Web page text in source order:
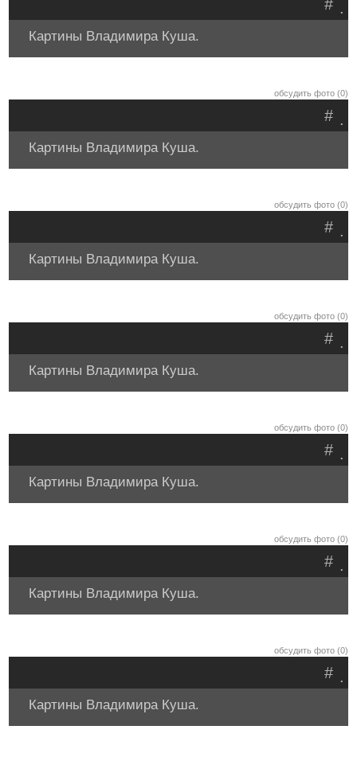
.
#
Картины Владимира Куша.
обсудить фото (0)
.
#
Картины Владимира Куша.
обсудить фото (0)
.
#
Картины Владимира Куша.
обсудить фото (0)
.
#
Картины Владимира Куша.
обсудить фото (0)
.
#
Картины Владимира Куша.
обсудить фото (0)
.
#
Картины Владимира Куша.
обсудить фото (0)
.
#
Картины Владимира Куша.